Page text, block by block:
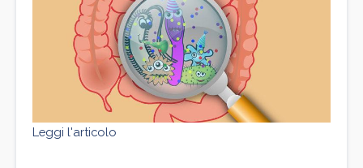
Leggi l'articolo